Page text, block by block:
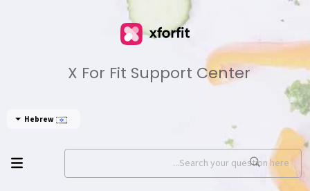
X For Fit Support Center
Hebrew